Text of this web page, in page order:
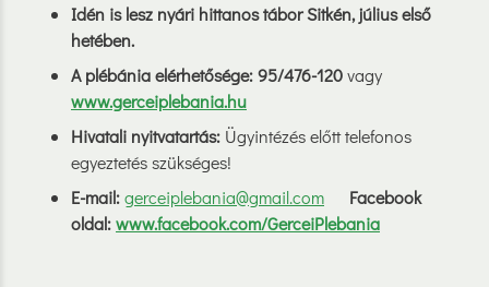
Idén is lesz nyári hittanos tábor Sitkén, július első
hetében.
A plébánia elérhetősége: 95/476-120vagy
www.gerceiplebania.hu
Hivatali nyitvatartás: Ügyintézés előtt telefonos
egyeztetés szükséges!
E-mail:gerceiplebania@gmail.com Facebook
oldal:www.facebook.com/GerceiPlebania